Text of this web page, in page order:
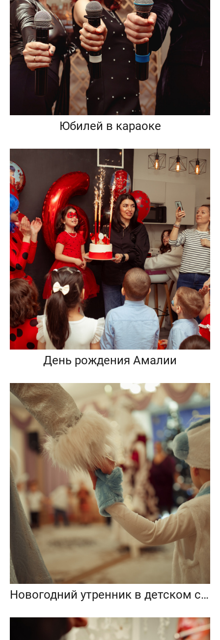
Юбилей в караоке
День рождения Амалии
Новогодний утренник в детском саду